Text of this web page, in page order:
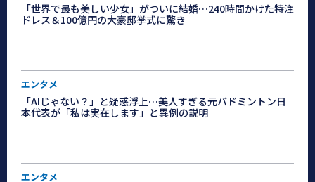
「世界で最も美しい少女」がついに結婚…240時間かけた特注
ドレス＆100億円の大豪邸挙式に驚き
エンタメ
「AIじゃない？」と疑惑浮上…美人すぎる元バドミントン日
本代表が「私は実在します」と異例の説明
エンタメ